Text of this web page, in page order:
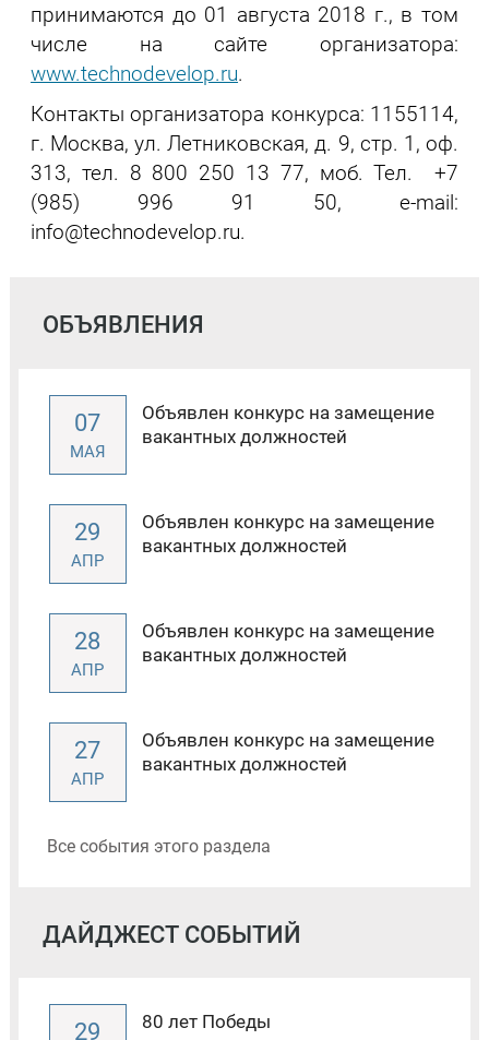
принимаются до 01 августа 2018 г., в том
числе на сайте организатора:
www.technodevelop.ru.
Контакты организатора конкурса: 1155114,
г. Москва, ул. Летниковская, д. 9, стр. 1, оф.
313, тел. 8 800 250 13 77, моб. Тел. +7
(985) 996 91 50, e-mail:
info@technodevelop.ru.
ОБЪЯВЛЕНИЯ
07
МАЯ
Объявлен конкурс на замещение
вакантных должностей
29
АПР
Объявлен конкурс на замещение
вакантных должностей
28
АПР
Объявлен конкурс на замещение
вакантных должностей
27
АПР
Объявлен конкурс на замещение
вакантных должностей
Все события этого раздела
ДАЙДЖЕСТ СОБЫТИЙ
29 80 лет Победы